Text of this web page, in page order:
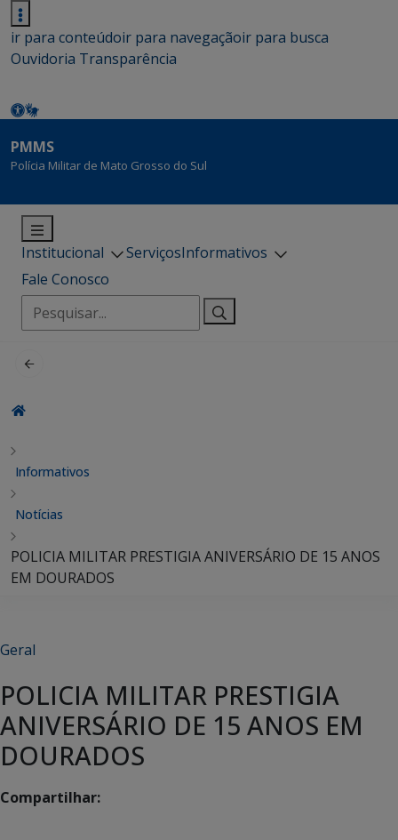
ir para conteúdoir para navegaçãoir para busca
Ouvidoria Transparência
PMMS
Polícia Militar de Mato Grosso do Sul
Institucional ServiçosInformativos
Fale Conosco
Pesquisar
por:
Informativos
Notícias
POLICIA MILITAR PRESTIGIA ANIVERSÁRIO DE 15 ANOS
EM DOURADOS
Geral
POLICIA MILITAR PRESTIGIA
ANIVERSÁRIO DE 15 ANOS EM
DOURADOS
Compartilhar: